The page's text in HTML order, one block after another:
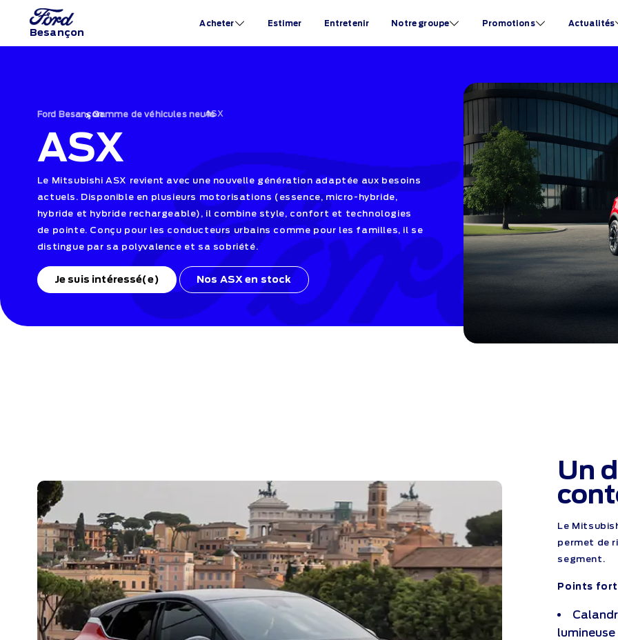
Besançon
Acheter Estimer Entretenir Notre groupe Promotions Actualités
Ford Besançon
›
Gamme de véhicules neufs
›
ASX
ASX
Le Mitsubishi ASX revient avec une nouvelle génération adaptée aux besoins
actuels. Disponible en plusieurs motorisations (essence, micro-hybride,
hybride et hybride rechargeable), il combine style, confort et technologies
de pointe. Conçu pour les conducteurs urbains comme pour les familles, il se
distingue par sa polyvalence et sa sobriété.
Je suis intéressé(e) Nos ASX en stock
Un
Le
permet de
segment.
Points
lumineuse